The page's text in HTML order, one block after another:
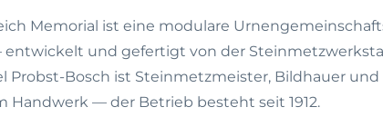
Memorial ist eine modulare
und gefertigt von der
Probst-Bosch ist Steinmetzmeister, Bildhauer
Handwerk — der Betrieb besteht seit 1912.